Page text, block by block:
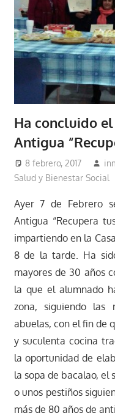
Ha concluido
Antigua
8 febrero, 2017
Salud y Bienestar Social
Ayer 7 de Febrero
Antigua “Recupera
impartiendo en la
8 de la tarde. Ha
mayores de 30 años
la que el alumnado
zona, siguiendo las
abuelas, con el fin de
y suculenta cocina
la oportunidad de
la sopa de bacalao, el
o unos pestiños
más de 80 años de